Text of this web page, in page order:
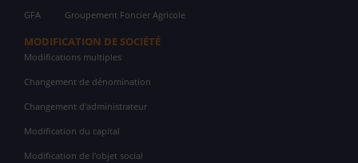
GFA Groupement Foncier Agricole
MODIFICATION DE SOCIÉTÉ
Modifications multiples
Changement de dénomination
Changement d'administrateur
Modification du capital
Modification de l'objet social